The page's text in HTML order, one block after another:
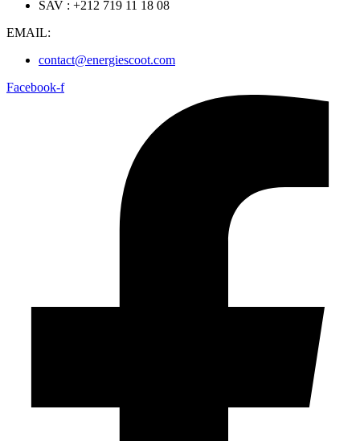
SAV : +212 719 11 18 08
EMAIL:
contact@energiescoot.com
Facebook-f